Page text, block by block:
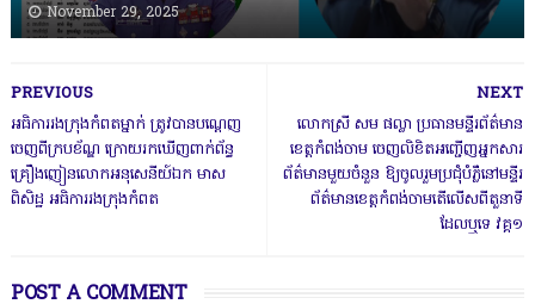
November 29, 2025
NEXT
លោកស្រី សម ផល្លា ប្រធានមន្ទីរព័ត៌មាន
ខេត្តកំពង់ចាម ចេញលិខិតអញ្ជើញអ្នកសារ
ព័ត៌មានមួយចំនួន ឱ្យចូលរួមប្រជុំបំភ្លឺនៅមន្ទីរ
ព័ត៌មានខេត្តកំពង់ចាមតើលើសពីតួនាទី
ដែលឬទេ វគ្គ១
PREVIOUS
អធិការរងក្រុងកំពតម្នាក់ ត្រូវបានបណ្តេញ
ចេញពីក្របខ័ណ្ឌ ក្រោយរកឃើញពាក់ព័ន្ធ
គ្រឿងញៀនលោកអនុសេនីយ៍ឯក មាស
ពិសិដ្ឋ អធិការរងក្រុងកំពត
POST A COMMENT